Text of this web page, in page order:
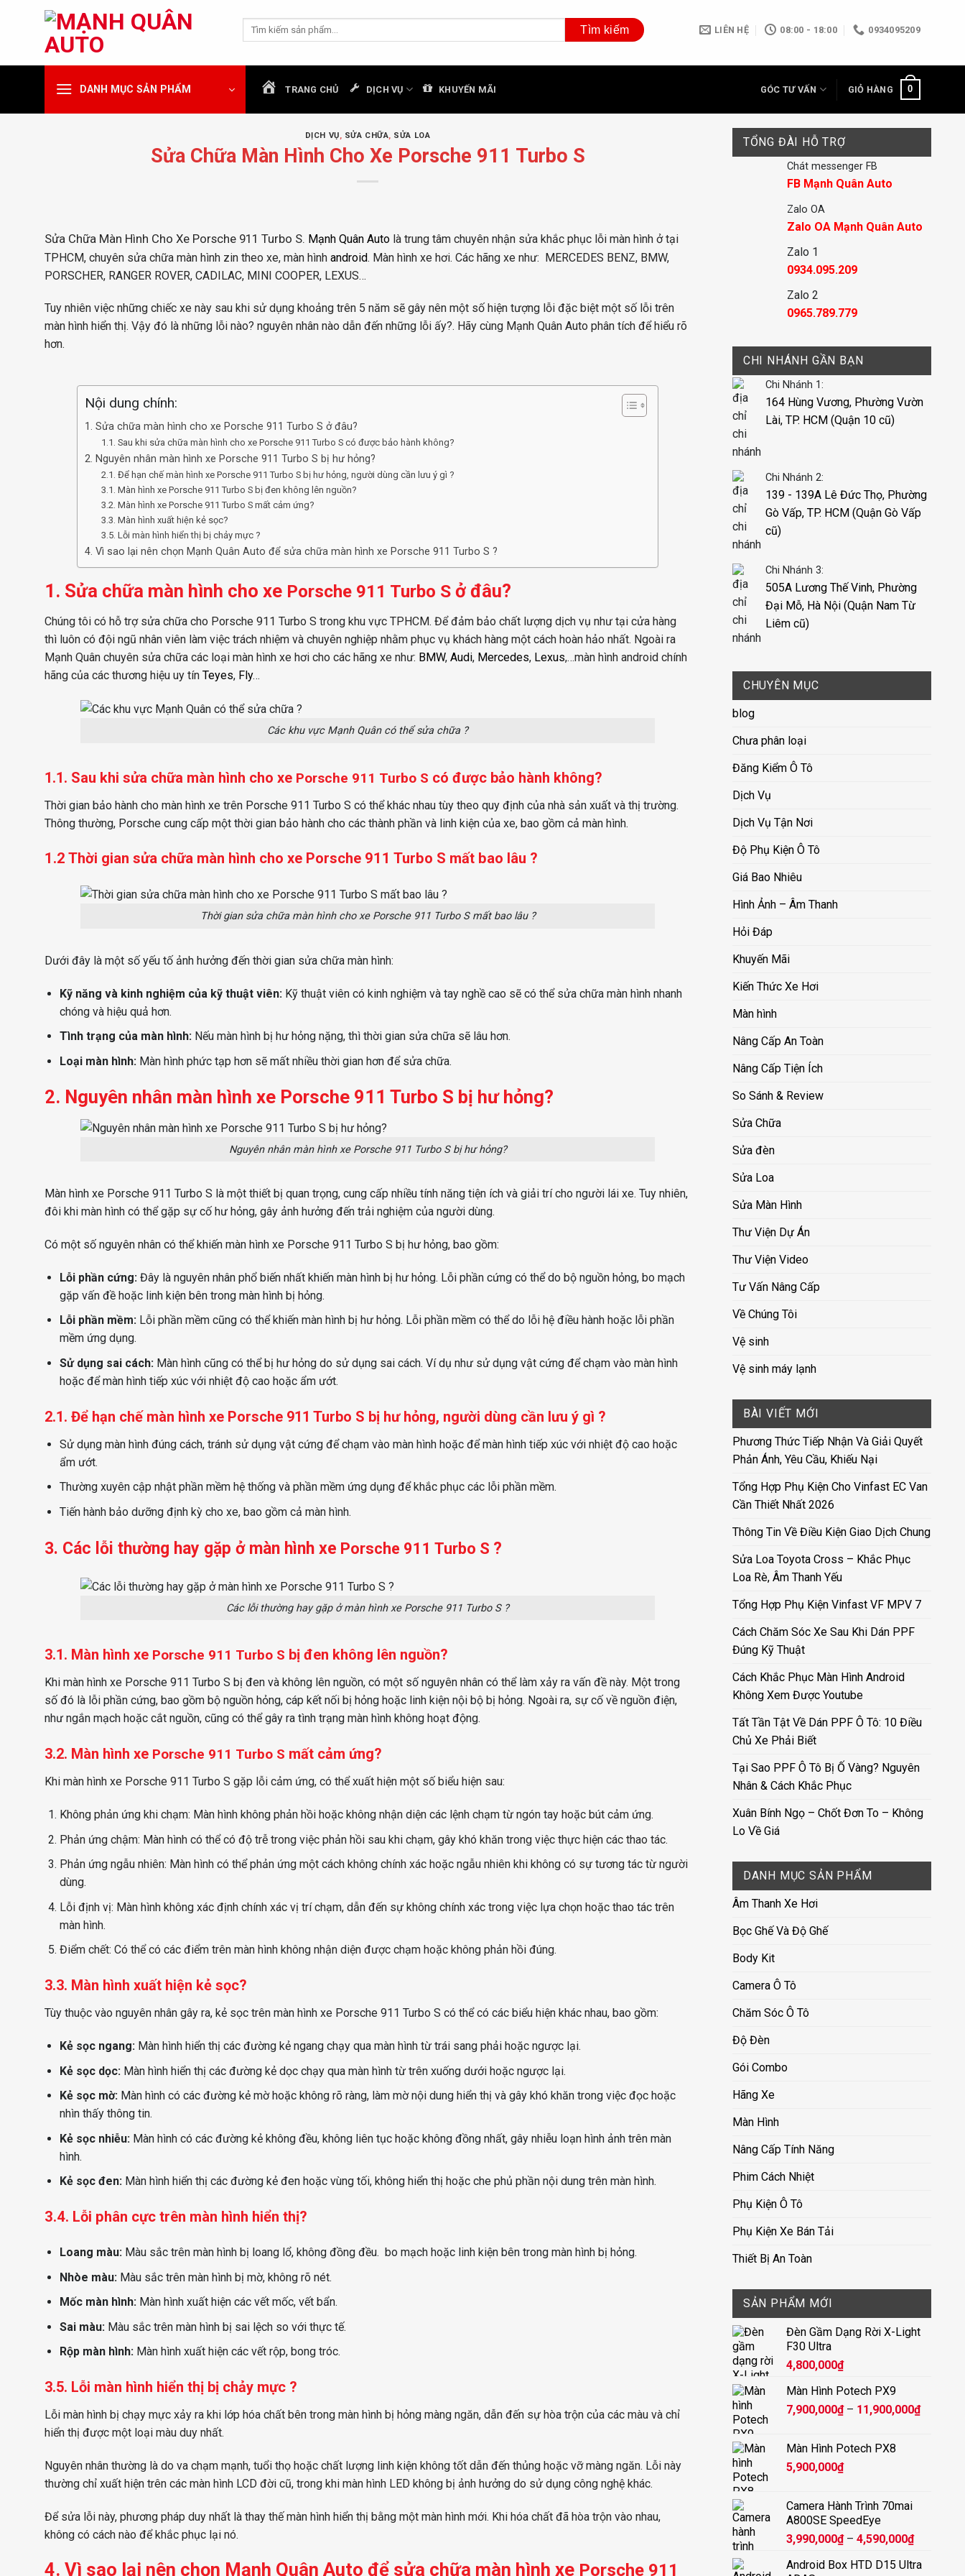
dung
Tìm
LIÊN HỆ 08:00 - 18:00 0934095209
DANH MỤC SẢN PHẨM TRANG CHỦ DỊCH VỤ KHUYẾN MÃI GÓC TƯ VẤN GIỎ HÀNG 0
DỊCH VỤ, SỬA CHỮA, SỬA LOA
Sửa Chữa Màn Hình Cho Xe Porsche 911 Turbo S
Sửa Chữa Màn Hình Cho Xe Porsche 911 Turbo S. Mạnh Quân Auto là trung tâm chuyên nhận sửa khắc phục lỗi màn hình ở tại
TPHCM, chuyên sửa chữa màn hình zin theo xe, màn hình android. Màn hình xe hơi. Các hãng xe như: MERCEDES BENZ, BMW,
PORSCHER, RANGER ROVER, CADILAC, MINI COOPER, LEXUS…
Tuy nhiên việc những chiếc xe này sau khi sử dụng khoảng trên 5 năm sẽ gây nên một số hiện tượng lỗi đặc biệt một số lỗi trên
màn hình hiển thị. Vậy đó là những lỗi nào? nguyên nhân nào dẫn đến những lỗi ấy?. Hãy cùng Mạnh Quân Auto phân tích để hiểu rõ
hơn.
Nội dung chính:
1. Sửa chữa màn hình cho xe Porsche 911 Turbo S ở đâu?
1.1. Sau khi sửa chữa màn hình cho xe Porsche 911 Turbo S có được bảo hành không?
2. Nguyên nhân màn hình xe Porsche 911 Turbo S bị hư hỏng?
2.1. Để hạn chế màn hình xe Porsche 911 Turbo S bị hư hỏng, người dùng cần lưu ý gì ?
3.1. Màn hình xe Porsche 911 Turbo S bị đen không lên nguồn?
3.2. Màn hình xe Porsche 911 Turbo S mất cảm ứng?
3.3. Màn hình xuất hiện kẻ sọc?
3.5. Lỗi màn hình hiển thị bị chảy mực ?
4. Vì sao lại nên chọn Mạnh Quân Auto để sửa chữa màn hình xe Porsche 911 Turbo S ?
1. Sửa chữa màn hình cho xe Porsche 911 Turbo S ở đâu?
Chúng tôi có hỗ trợ sửa chữa cho Porsche 911 Turbo S trong khu vực TPHCM. Để đảm bảo chất lượng dịch vụ như tại cửa hàng
thì luôn có đội ngũ nhân viên làm việc trách nhiệm và chuyên nghiệp nhằm phục vụ khách hàng một cách hoàn hảo nhất. Ngoài ra
Mạnh Quân chuyên sửa chữa các loại màn hình xe hơi cho các hãng xe như: BMW, Audi, Mercedes, Lexus,…màn hình android chính
hãng của các thương hiệu uy tín Teyes, Fly…
Các khu vực Mạnh Quân có thể sửa chữa ?
1.1. Sau khi sửa chữa màn hình cho xe Porsche 911 Turbo S có được bảo hành không?
Thời gian bảo hành cho màn hình xe trên Porsche 911 Turbo S có thể khác nhau tùy theo quy định của nhà sản xuất và thị trường.
Thông thường, Porsche cung cấp một thời gian bảo hành cho các thành phần và linh kiện của xe, bao gồm cả màn hình.
1.2 Thời gian sửa chữa màn hình cho xe Porsche 911 Turbo S mất bao lâu ?
Thời gian sửa chữa màn hình cho xe Porsche 911 Turbo S mất bao lâu ?
Dưới đây là một số yếu tố ảnh hưởng đến thời gian sửa chữa màn hình:
Kỹ năng và kinh nghiệm của kỹ thuật viên:Kỹ thuật viên có kinh nghiệm và tay nghề cao sẽ có thể sửa chữa màn hình nhanh
chóng và hiệu quả hơn.
Tình trạng của màn hình:Nếu màn hình bị hư hỏng nặng, thì thời gian sửa chữa sẽ lâu hơn.
Loại màn hình:Màn hình phức tạp hơn sẽ mất nhiều thời gian hơn để sửa chữa.
2. Nguyên nhân màn hình xe Porsche 911 Turbo S bị hư hỏng?
Nguyên nhân màn hình xe Porsche 911 Turbo S bị hư hỏng?
Màn hình xe Porsche 911 Turbo S là một thiết bị quan trọng, cung cấp nhiều tính năng tiện ích và giải trí cho người lái xe. Tuy nhiên,
đôi khi màn hình có thể gặp sự cố hư hỏng, gây ảnh hưởng đến trải nghiệm của người dùng.
Có một số nguyên nhân có thể khiến màn hình xe Porsche 911 Turbo S bị hư hỏng, bao gồm:
Lỗi phần cứng:Đây là nguyên nhân phổ biến nhất khiến màn hình bị hư hỏng. Lỗi phần cứng có thể do bộ nguồn hỏng, bo mạch
gặp vấn đề hoặc linh kiện bên trong màn hình bị hỏng.
Lỗi phần mềm:Lỗi phần mềm cũng có thể khiến màn hình bị hư hỏng. Lỗi phần mềm có thể do lỗi hệ điều hành hoặc lỗi phần
mềm ứng dụng.
Sử dụng sai cách:Màn hình cũng có thể bị hư hỏng do sử dụng sai cách. Ví dụ như sử dụng vật cứng để chạm vào màn hình
hoặc để màn hình tiếp xúc với nhiệt độ cao hoặc ẩm ướt.
2.1. Để hạn chế màn hình xe Porsche 911 Turbo S bị hư hỏng, người dùng cần lưu ý gì ?
Sử dụng màn hình đúng cách, tránh sử dụng vật cứng để chạm vào màn hình hoặc để màn hình tiếp xúc với nhiệt độ cao hoặc
ẩm ướt.
Thường xuyên cập nhật phần mềm hệ thống và phần mềm ứng dụng để khắc phục các lỗi phần mềm.
Tiến hành bảo dưỡng định kỳ cho xe, bao gồm cả màn hình.
3. Các lỗi thường hay gặp ở màn hình xe Porsche 911 Turbo S ?
Các lỗi thường hay gặp ở màn hình xe Porsche 911 Turbo S ?
3.1. Màn hình xe Porsche 911 Turbo S bị đen không lên nguồn?
Khi màn hình xe Porsche 911 Turbo S bị đen và không lên nguồn, có một số nguyên nhân có thể làm xảy ra vấn đề này. Một trong
số đó là lỗi phần cứng, bao gồm bộ nguồn hỏng, cáp kết nối bị hỏng hoặc linh kiện nội bộ bị hỏng. Ngoài ra, sự cố về nguồn điện,
như ngắn mạch hoặc cắt nguồn, cũng có thể gây ra tình trạng màn hình không hoạt động.
3.2. Màn hình xe Porsche 911 Turbo S mất cảm ứng?
Khi màn hình xe Porsche 911 Turbo S gặp lỗi cảm ứng, có thể xuất hiện một số biểu hiện sau:
Không phản ứng khi chạm: Màn hình không phản hồi hoặc không nhận diện các lệnh chạm từ ngón tay hoặc bút cảm ứng.
Phản ứng chậm: Màn hình có thể có độ trễ trong việc phản hồi sau khi chạm, gây khó khăn trong việc thực hiện các thao tác.
Phản ứng ngẫu nhiên: Màn hình có thể phản ứng một cách không chính xác hoặc ngẫu nhiên khi không có sự tương tác từ người
dùng.
Lỗi định vị: Màn hình không xác định chính xác vị trí chạm, dẫn đến sự không chính xác trong việc lựa chọn hoặc thao tác trên
màn hình.
Điểm chết: Có thể có các điểm trên màn hình không nhận diện được chạm hoặc không phản hồi đúng.
3.3. Màn hình xuất hiện kẻ sọc?
Tùy thuộc vào nguyên nhân gây ra, kẻ sọc trên màn hình xe Porsche 911 Turbo S có thể có các biểu hiện khác nhau, bao gồm:
Kẻ sọc ngang:Màn hình hiển thị các đường kẻ ngang chạy qua màn hình từ trái sang phải hoặc ngược lại.
Kẻ sọc dọc:Màn hình hiển thị các đường kẻ dọc chạy qua màn hình từ trên xuống dưới hoặc ngược lại.
Kẻ sọc mờ:Màn hình có các đường kẻ mờ hoặc không rõ ràng, làm mờ nội dung hiển thị và gây khó khăn trong việc đọc hoặc
nhìn thấy thông tin.
Kẻ sọc nhiễu:Màn hình có các đường kẻ không đều, không liên tục hoặc không đồng nhất, gây nhiễu loạn hình ảnh trên màn
hình.
Kẻ sọc đen:Màn hình hiển thị các đường kẻ đen hoặc vùng tối, không hiển thị hoặc che phủ phần nội dung trên màn hình.
3.4. Lỗi phân cực trên màn hình hiển thị?
Loang màu:Màu sắc trên màn hình bị loang lổ, không đồng đều. bo mạch hoặc linh kiện bên trong màn hình bị hỏng.
Nhòe màu:Màu sắc trên màn hình bị mờ, không rõ nét.
Mốc màn hình:Màn hình xuất hiện các vết mốc, vết bẩn.
Sai màu:Màu sắc trên màn hình bị sai lệch so với thực tế.
Rộp màn hình:Màn hình xuất hiện các vết rộp, bong tróc.
3.5. Lỗi màn hình hiển thị bị chảy mực ?
Lỗi màn hình bị chạy mực xảy ra khi lớp hóa chất bên trong màn hình bị hỏng màng ngăn, dẫn đến sự hòa trộn của các màu và chỉ
hiển thị được một loại màu duy nhất.
Nguyên nhân thường là do va chạm mạnh, tuổi thọ hoặc chất lượng linh kiện không tốt dẫn đến thủng hoặc vỡ màng ngăn. Lỗi này
thường chỉ xuất hiện trên các màn hình LCD đời cũ, trong khi màn hình LED không bị ảnh hưởng do sử dụng công nghệ khác.
Để sửa lỗi này, phương pháp duy nhất là thay thế màn hình hiển thị bằng một màn hình mới. Khi hóa chất đã hòa trộn vào nhau,
không có cách nào để khắc phục lại nó.
4. Vì sao lại nên chọn Mạnh Quân Auto để sửa chữa màn hình xe Porsche 911
TỔNG ĐÀI HỖ TRỢ
Chát messenger FB
FB Mạnh Quân Auto
Zalo OA
Zalo OA Mạnh Quân Auto
Zalo 1
0934.095.209
Zalo 2
0965.789.779
CHI NHÁNH GẦN BẠN
Chi Nhánh 1:
164 Hùng Vương, Phường Vườn
Lài, TP. HCM (Quận 10 cũ)
Chi Nhánh 2:
139 - 139A Lê Đức Thọ, Phường
Gò Vấp, TP. HCM (Quận Gò Vấp
cũ)
Chi Nhánh 3:
505A Lương Thế Vinh, Phường
Đại Mỗ, Hà Nội (Quận Nam Từ
Liêm cũ)
CHUYÊN MỤC
blog
Chưa phân loại
Đăng Kiểm Ô Tô
Dịch Vụ
Dịch Vụ Tận Nơi
Độ Phụ Kiện Ô Tô
Giá Bao Nhiêu
Hình Ảnh – Âm Thanh
Hỏi Đáp
Khuyến Mãi
Kiến Thức Xe Hơi
Màn hình
Nâng Cấp An Toàn
Nâng Cấp Tiện Ích
So Sánh & Review
Sửa Chữa
Sửa đèn
Sửa Loa
Sửa Màn Hình
Thư Viện Dự Án
Thư Viện Video
Tư Vấn Nâng Cấp
Về Chúng Tôi
Vệ sinh
Vệ sinh máy lạnh
BÀI VIẾT MỚI
Phương Thức Tiếp Nhận Và Giải Quyết
Phản Ánh, Yêu Cầu, Khiếu Nại
Tổng Hợp Phụ Kiện Cho Vinfast EC Van
Cần Thiết Nhất 2026
Thông Tin Về Điều Kiện Giao Dịch Chung
Sửa Loa Toyota Cross – Khắc Phục
Loa Rè, Âm Thanh Yếu
Tổng Hợp Phụ Kiện Vinfast VF MPV 7
Cách Chăm Sóc Xe Sau Khi Dán PPF
Đúng Kỹ Thuật
Cách Khắc Phục Màn Hình Android
Không Xem Được Youtube
Tất Tần Tật Về Dán PPF Ô Tô: 10 Điều
Chủ Xe Phải Biết
Tại Sao PPF Ô Tô Bị Ố Vàng? Nguyên
Nhân & Cách Khắc Phục
Xuân Bính Ngọ – Chốt Đơn To – Không
Lo Về Giá
DANH MỤC SẢN PHẨM
Âm Thanh Xe Hơi
Bọc Ghế Và Độ Ghế
Body Kit
Camera Ô Tô
Chăm Sóc Ô Tô
Độ Đèn
Gói Combo
Hãng Xe
Màn Hình
Nâng Cấp Tính Năng
Phim Cách Nhiệt
Phụ Kiện Ô Tô
Phụ Kiện Xe Bán Tải
Thiết Bị An Toàn
SẢN PHẨM MỚI
Đèn Gầm Dạng Rời X-Light
F30 Ultra
4,800,000₫
Màn Hình Potech PX9
7,900,000₫ – 11,900,000₫Khoảng
Màn Hình Potech PX8
5,900,000₫
Camera Hành Trình 70mai
A800SE SpeedEye
3,990,000₫ – 4,590,000₫Khoảng
từ
Android Box HTD D15 Ultra